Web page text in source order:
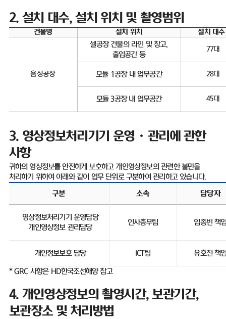
2. 설치 대수,설치 위치 및 촬영범위
건물명 설치 위치 설치 대수
음성공장
셀공장 건물의 라인 및 창고,
출입공간 등
77대
모듈 1공장 내 업무공간 28대
모듈3공장 내 업무공간 45대
3. 영상정보처리기기 운영ㆍ관리에 관한
사항
귀하의 영상정보를 안전하게 보호하고 개인영상정보의 관련한 불만을
처리하기 위하여 아래와 같이 업무 단위로 구분하여 관리하고 있습니다.
구분 소속 담당자
영상정보처리기기 운영담당
개인영상정보 관리담당
인사총무팀 임종빈 책
개인정보보호 담당 ICT팀 유호진 책
* GRC 사항은HD한국조선해양 참고
4. 개인영상정보의 촬영시간, 보관기간,
보관장소 및 처리방법